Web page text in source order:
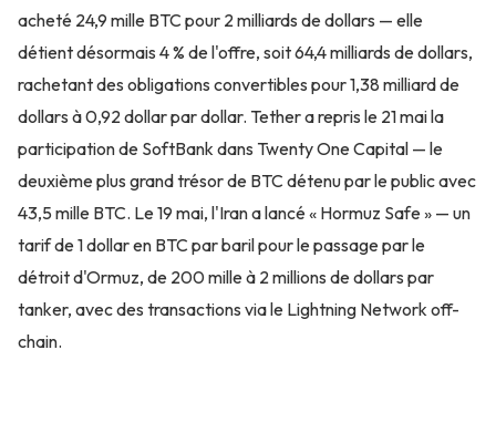
acheté 24,9 mille BTC pour 2 milliards de dollars — elle
détient désormais 4 % de l'offre, soit 64,4 milliards de dollars,
rachetant des obligations convertibles pour 1,38 milliard de
dollars à 0,92 dollar par dollar. Tether a repris le 21 mai la
participation de SoftBank dans Twenty One Capital — le
deuxième plus grand trésor de BTC détenu par le public avec
43,5 mille BTC. Le 19 mai, l'Iran a lancé « Hormuz Safe » — un
tarif de 1 dollar en BTC par baril pour le passage par le
détroit d'Ormuz, de 200 mille à 2 millions de dollars par
tanker, avec des transactions via le Lightning Network off-
chain.